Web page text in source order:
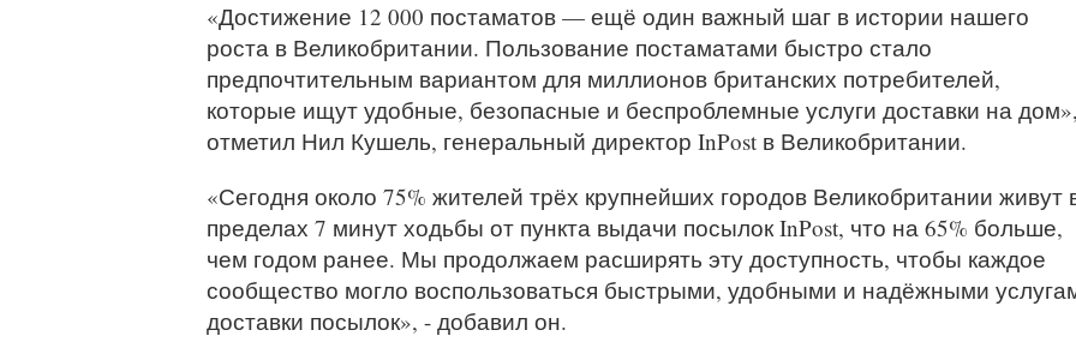
«Достижение 12 000 постаматов — ещё один важный шаг в истории нашего
роста в Великобритании. Пользование постаматами быстро стало
предпочтительным вариантом для миллионов британских потребителей,
которые ищут удобные, безопасные и беспроблемные услуги доставки на
отметил Нил Кушель, генеральный директор InPost в Великобритании.
«Сегодня около 75% жителей трёх крупнейших городов Великобритании живут
пределах 7 минут ходьбы от пункта выдачи посылок InPost, что на 65% больше,
чем годом ранее. Мы продолжаем расширять эту доступность, чтобы каждое
сообщество могло воспользоваться быстрыми, удобными и надёжными
доставки посылок», - добавил он.